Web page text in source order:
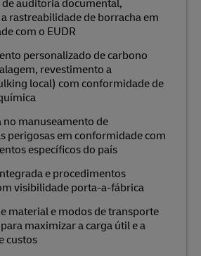
auditoria documental,
rastreabilidade de borracha em
com o EUDR
personalizado de carbono
revestimento a
local) com conformidade de
no manuseamento de
perigosas em conformidade com
específicos do país
e procedimentos
visibilidade porta-a-fábrica
material e modos de transporte
maximizar a carga útil e a
custos